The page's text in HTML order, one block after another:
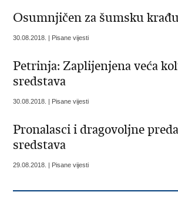
Osumnjičen za šumsku
30.08.2018. | Pisane vijesti
Petrinja: Zaplijenjena veća
sredstava
30.08.2018. | Pisane vijesti
Pronalasci i dragovoljne
sredstava
29.08.2018. | Pisane vijesti